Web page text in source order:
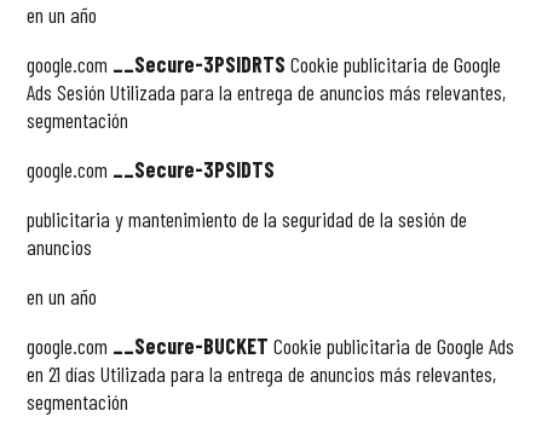
en un año
google.com __Secure-3PSIDRTSCookie publicitaria de Google
Ads Sesión Utilizada para la entrega de anuncios más relevantes,
segmentación
google.com __Secure-3PSIDTS
publicitaria y mantenimiento de la seguridad de la sesión de
anuncios
en un año
google.com __Secure-BUCKETCookie publicitaria de Google Ads
en 21 días Utilizada para la entrega de anuncios más relevantes,
segmentación